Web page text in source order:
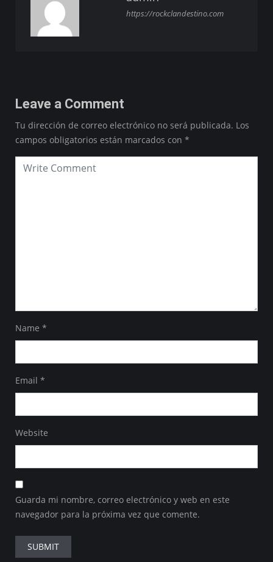
https://rockclandestino.com
Leave a Comment
Tu dirección de correo electrónico no será publicada. Los
campos obligatorios están marcados con *
Name *
Email *
Website
Guarda mi nombre, correo electrónico y web en este
navegador para la próxima vez que comente.